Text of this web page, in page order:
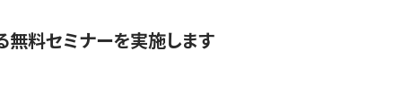
無料セミナーを実施します